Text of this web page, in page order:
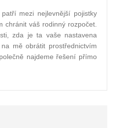
mezi nejlevnější pojistky
chránit váš rodinný rozpočet.
zda je ta vaše nastavena
mě obrátit prostřednictvím
najdeme řešení přímo